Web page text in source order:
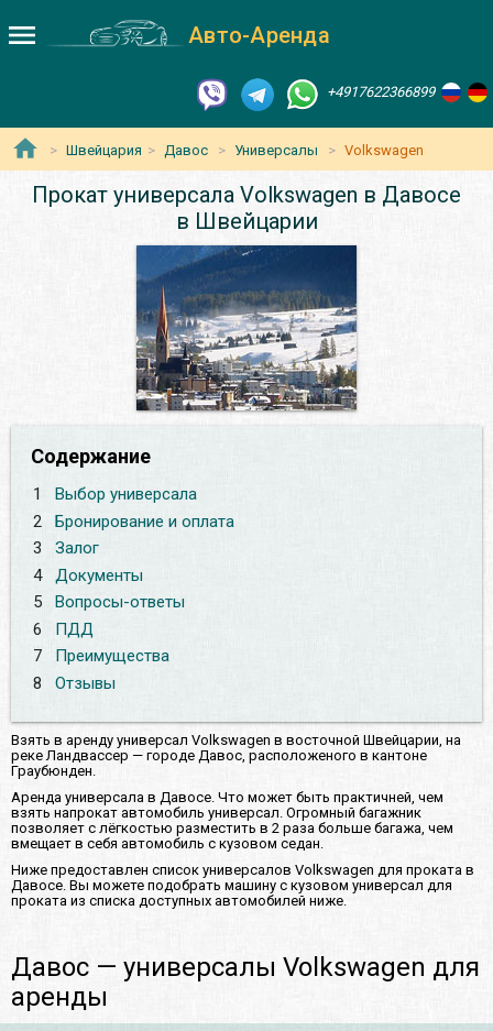
Авто-Аренда
+4917622366899
Швейцария Давос Универсалы Volkswagen
Прокат универсала Volkswagen в Давосе
в Швейцарии
Содержание
1
Выбор универсала
2
Бронирование и оплата
3
Залог
4
Документы
5
Вопросы-ответы
6
ПДД
7
Преимущества
8
Отзывы
Взять в аренду универсал Volkswagen в восточной Швейцарии, на
реке Ландвассер — городе Давос, расположеного в кантоне
Граубюнден.
Аренда универсала в Давосе. Что может быть практичней, чем
взять напрокат автомобиль универсал. Огромный багажник
позволяет с лёгкостью разместить в 2 раза больше багажа, чем
вмещает в себя автомобиль с кузовом седан.
Ниже предоставлен список универсалов Volkswagen для проката в
Давосе. Вы можете подобрать машину с кузовом универсал для
проката из списка доступных автомобилей ниже.
Давос — универсалы Volkswagen для
аренды